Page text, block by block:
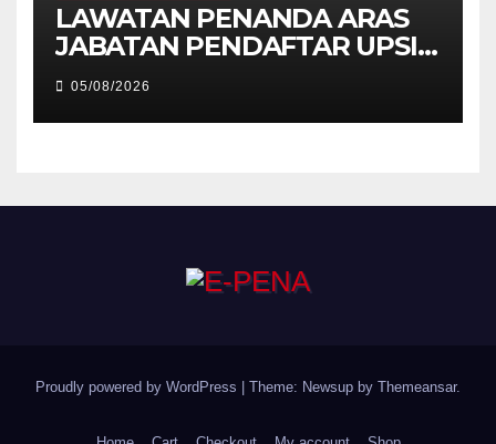
LAWATAN PENANDA ARAS
JABATAN PENDAFTAR UPSI
KE JABATAN PENDAFTAR
UniSZA – PERKUKUH
KERJASAMA STRATEGIK
05/08/2026
Proudly powered by WordPress Theme: Newsup by Themeansar.